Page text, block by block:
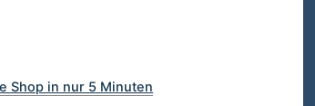
Shop in nur 5 Minuten